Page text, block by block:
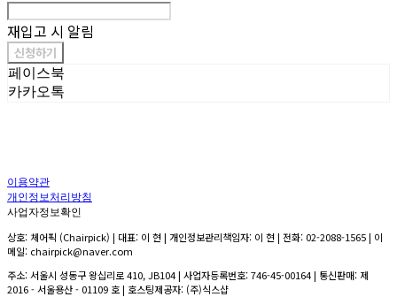
재입고 시 알림
신청하기
페이스북
카카오톡
이용약관
개인정보처리방침
사업자정보확인
상호: 체어픽 (Chairpick) | 대표: 이 현 | 개인정보관리책임자: 이 현 | 전화: 02-2088-1565 | 이
메일: chairpick@naver.com
주소: 서울시 성동구 왕십리로 410, JB104 | 사업자등록번호:746-45-00164| 통신판매:제
2016 - 서울용산 - 01109 호| 호스팅제공자: (주)식스샵